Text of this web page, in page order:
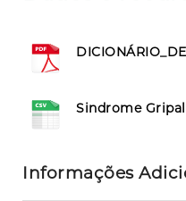
Sindrome Gripal
Informações